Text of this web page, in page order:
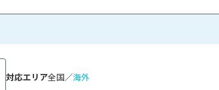
対応エリア全国／海外